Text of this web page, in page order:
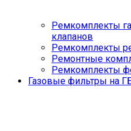
Ремкомплекты
клапанов
Ремкомплекты
Ремонтные
Ремкомплекты
Газовые фильтры на